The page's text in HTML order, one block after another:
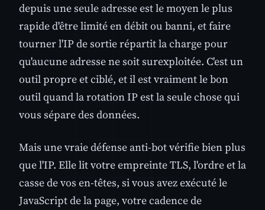
depuis une seule adresse est le moyen le plus
rapide d'être limité en débit ou banni, et faire
tourner l'IP de sortie répartit la charge pour
qu'aucune adresse ne soit surexploitée. C'est un
outil propre et ciblé, et il est vraiment le bon
outil quand la rotation IP est la seule chose qui
vous sépare des données.
Mais une vraie défense anti-bot vérifie bien plus
que l'IP. Elle lit votre empreinte TLS, l'ordre et la
casse de vos en-têtes, si vous avez exécuté le
JavaScript de la page, votre cadence de